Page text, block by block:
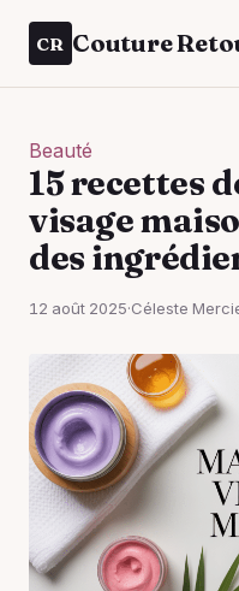
CR Couture
Beauté
15 recettes
visage
des
12 août 2025·Céleste